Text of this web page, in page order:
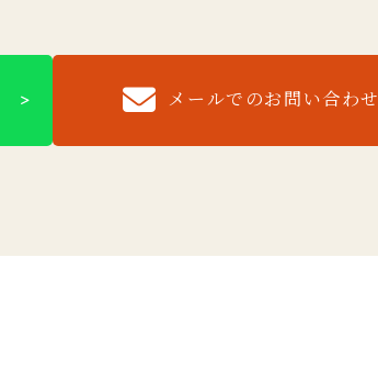
メールでのお問い合わせ